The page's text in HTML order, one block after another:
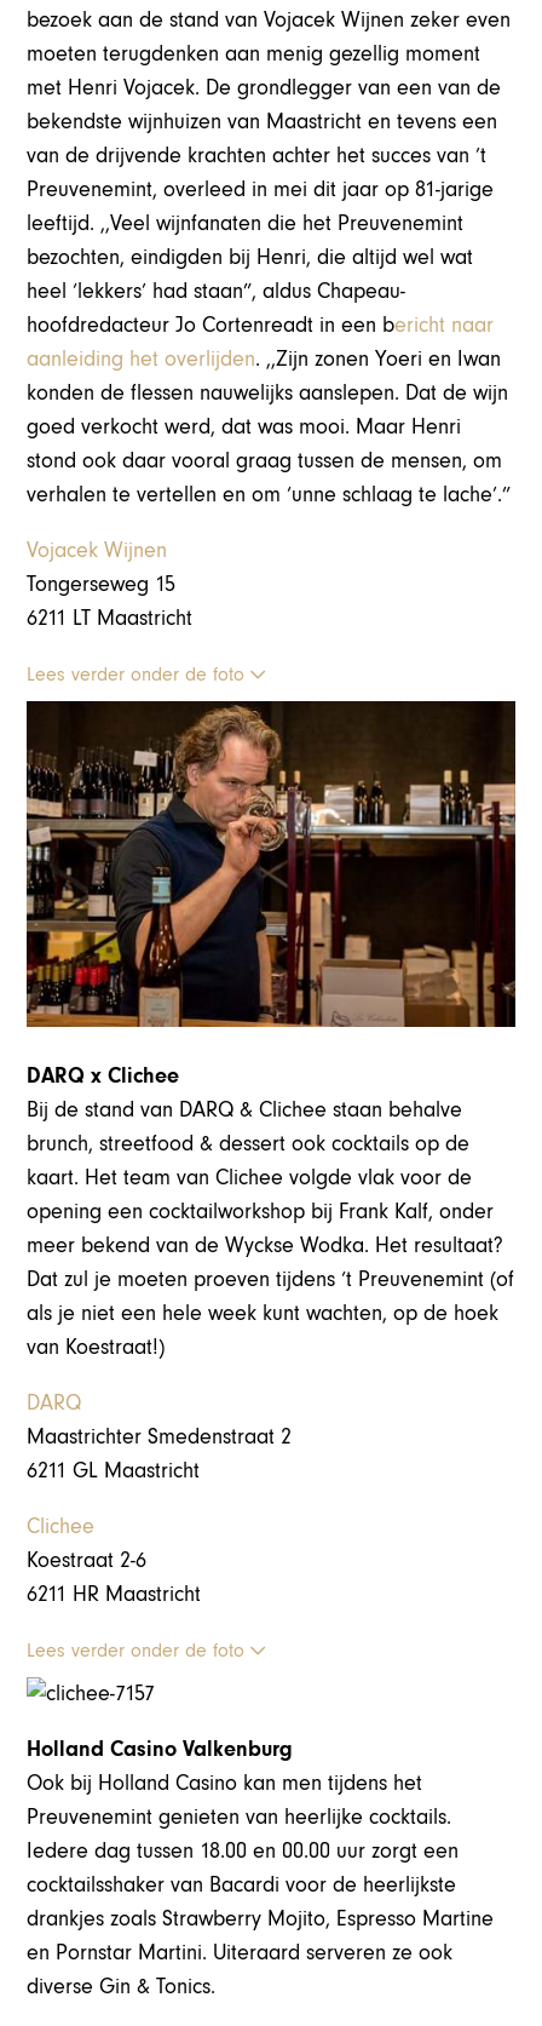
bezoek aan de stand van Vojacek Wijnen zeker even
moeten terugdenken aan menig gezellig moment
met Henri Vojacek. De grondlegger van een van de
bekendste wijnhuizen van Maastricht en tevens een
van de drijvende krachten achter het succes van ’t
Preuvenemint, overleed in mei dit jaar op 81-jarige
leeftijd. ,,Veel wijnfanaten die het Preuvenemint
bezochten, eindigden bij Henri, die altijd wel wat
heel ‘lekkers’ had staan”, aldus Chapeau-
hoofdredacteur Jo Cortenreadt in een bericht naar
aanleiding het overlijden. ,,Zijn zonen Yoeri en Iwan
konden de flessen nauwelijks aanslepen. Dat de wijn
goed verkocht werd, dat was mooi. Maar Henri
stond ook daar vooral graag tussen de mensen, om
verhalen te vertellen en om ‘unne schlaag te lache’.”
Vojacek Wijnen
Tongerseweg 15
6211 LT Maastricht
Lees verder onder de foto
DARQ x Clichee
Bij de stand van DARQ & Clichee staan behalve
brunch, streetfood & dessert ook cocktails op de
kaart. Het team van Clichee volgde vlak voor de
opening een cocktailworkshop bij Frank Kalf, onder
meer bekend van de Wyckse Wodka. Het resultaat?
Dat zul je moeten proeven tijdens ‘t Preuvenemint (of
als je niet een hele week kunt wachten, op de hoek
van Koestraat!)
DARQ
Maastrichter Smedenstraat 2
6211 GL Maastricht
Clichee
Koestraat 2-6
6211 HR Maastricht
Lees verder onder de foto
Holland Casino Valkenburg
Ook bij Holland Casino kan men tijdens het
Preuvenemint genieten van heerlijke cocktails.
Iedere dag tussen 18.00 en 00.00 uur zorgt een
cocktailsshaker van Bacardi voor de heerlijkste
drankjes zoals Strawberry Mojito, Espresso Martine
en Pornstar Martini. Uiteraard serveren ze ook
diverse Gin & Tonics.